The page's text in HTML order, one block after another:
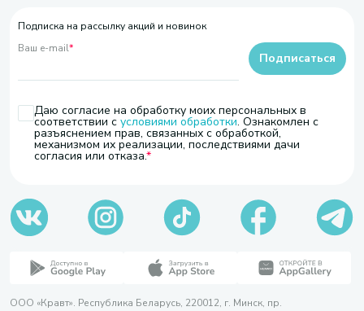
Подписка на рассылку акций и новинок
Ваш e-mail*
Даю согласие на обработку моих персональных в
соответствии с условиями обработки. Ознакомлен с
разъяснением прав, связанных с обработкой,
механизмом их реализации, последствиями дачи
согласия или отказа.
Подписаться
ООО «Кравт». Республика Беларусь, 220012, г. Минск, пр.